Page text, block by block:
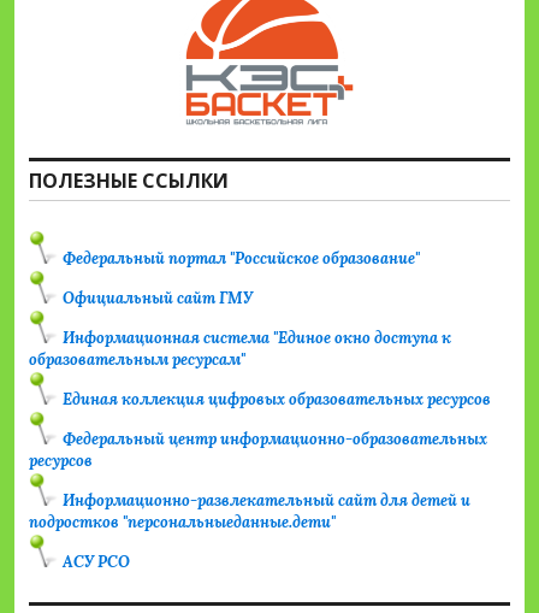
ПОЛЕЗНЫЕ ССЫЛКИ
Федеральный портал "Российское образование"
Официальный сайт ГМУ
Информационная система "Единое окно доступа к
образовательным ресурсам"
Единая коллекция цифровых образовательных ресурсов
Федеральный центр информационно-образовательных
ресурсов
Информационно-развлекательный сайт для детей и
подростков "персональныеданные.дети"
АСУ РСО